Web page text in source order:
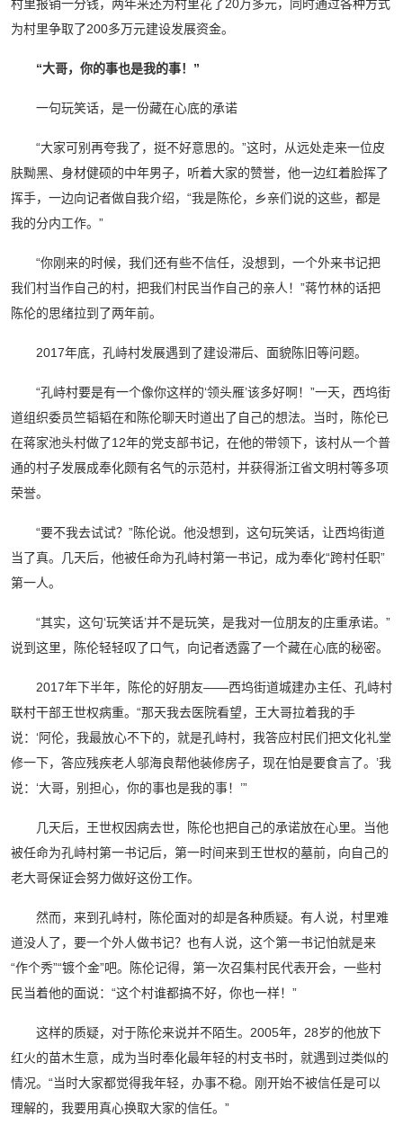
村里报销一分钱，两年来还为村里花了20万多元，同时通过各种方式
为村里争取了200多万元建设发展资金。
“大哥，你的事也是我的事！”
一句玩笑话，是一份藏在心底的承诺
“大家可别再夸我了，挺不好意思的。”这时，从远处走来一位皮
肤黝黑、身材健硕的中年男子，听着大家的赞誉，他一边红着脸挥了
挥手，一边向记者做自我介绍，“我是陈伦，乡亲们说的这些，都是
我的分内工作。”
“你刚来的时候，我们还有些不信任，没想到，一个外来书记把
我们村当作自己的村，把我们村民当作自己的亲人！”蒋竹林的话把
陈伦的思绪拉到了两年前。
2017年底，孔峙村发展遇到了建设滞后、面貌陈旧等问题。
“孔峙村要是有一个像你这样的‘领头雁’该多好啊！”一天，西坞街
道组织委员竺韬韬在和陈伦聊天时道出了自己的想法。当时，陈伦已
在蒋家池头村做了12年的党支部书记，在他的带领下，该村从一个普
通的村子发展成奉化颇有名气的示范村，并获得浙江省文明村等多项
荣誉。
“要不我去试试？”陈伦说。他没想到，这句玩笑话，让西坞街道
当了真。几天后，他被任命为孔峙村第一书记，成为奉化“跨村任职”
第一人。
“其实，这句‘玩笑话’并不是玩笑，是我对一位朋友的庄重承诺。”
说到这里，陈伦轻轻叹了口气，向记者透露了一个藏在心底的秘密。
2017年下半年，陈伦的好朋友——西坞街道城建办主任、孔峙村
联村干部王世权病重。“那天我去医院看望，王大哥拉着我的手
说：‘阿伦，我最放心不下的，就是孔峙村，我答应村民们把文化礼堂
修一下，答应残疾老人邬海良帮他装修房子，现在怕是要食言了。’我
说：‘大哥，别担心，你的事也是我的事！’”
几天后，王世权因病去世，陈伦也把自己的承诺放在心里。当他
被任命为孔峙村第一书记后，第一时间来到王世权的墓前，向自己的
老大哥保证会努力做好这份工作。
然而，来到孔峙村，陈伦面对的却是各种质疑。有人说，村里难
道没人了，要一个外人做书记？也有人说，这个第一书记怕就是来
“作个秀”“镀个金”吧。陈伦记得，第一次召集村民代表开会，一些村
民当着他的面说：“这个村谁都搞不好，你也一样！”
这样的质疑，对于陈伦来说并不陌生。2005年，28岁的他放下
红火的苗木生意，成为当时奉化最年轻的村支书时，就遇到过类似的
情况。“当时大家都觉得我年轻，办事不稳。刚开始不被信任是可以
理解的，我要用真心换取大家的信任。”